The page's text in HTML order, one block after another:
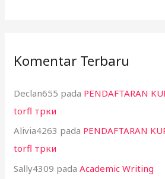
Komentar Terbaru
Declan655 pada PENDAFTARAN
torfl трки
Alivia4263 pada PENDAFTARAN
torfl трки
Sally4309 padaAcademic Writing